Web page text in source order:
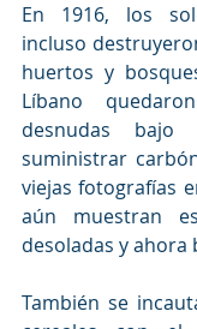
En 1916, los
incluso
huertos y
Líbano
desnudas
suministrar
viejas fotografías
aún muestran
desoladas y ahora
También se